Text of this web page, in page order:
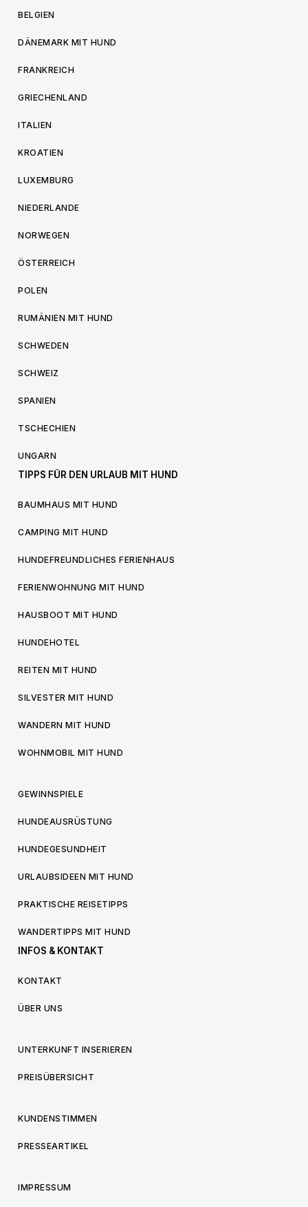
BELGIEN
DÄNEMARK MIT HUND
FRANKREICH
GRIECHENLAND
ITALIEN
KROATIEN
LUXEMBURG
NIEDERLANDE
NORWEGEN
ÖSTERREICH
POLEN
RUMÄNIEN MIT HUND
SCHWEDEN
SCHWEIZ
SPANIEN
TSCHECHIEN
UNGARN
TIPPS FÜR DEN URLAUB MIT HUND
BAUMHAUS MIT HUND
CAMPING MIT HUND
HUNDEFREUNDLICHES FERIENHAUS
FERIENWOHNUNG MIT HUND
HAUSBOOT MIT HUND
HUNDEHOTEL
REITEN MIT HUND
SILVESTER MIT HUND
WANDERN MIT HUND
WOHNMOBIL MIT HUND
GEWINNSPIELE
HUNDEAUSRÜSTUNG
HUNDEGESUNDHEIT
URLAUBSIDEEN MIT HUND
PRAKTISCHE REISETIPPS
WANDERTIPPS MIT HUND
INFOS & KONTAKT
KONTAKT
ÜBER UNS
UNTERKUNFT INSERIEREN
PREISÜBERSICHT
KUNDENSTIMMEN
PRESSEARTIKEL
IMPRESSUM